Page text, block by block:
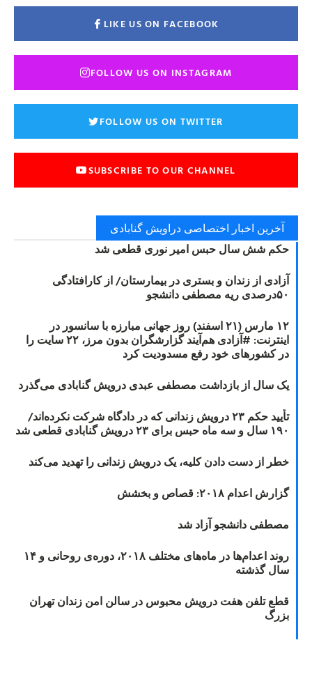
LIKE US ON FACEBOOK
FOLLOW US ON INSTAGRAM
FOLLOW US ON TWITTER
SUBSCRIBE TO OUR CHANNEL
آخرین اخبار اختصاصی دراویش گنابادی
حکم شش سال حبس امیر نوری قطعی شد
آزادی از زندان و بستری در بیمارستان/ از کارافتادگی
۵۰درصدی ریه مصطفی دانشجو
۱۲ مارس (۲۱ اسفند) روز جهانی مبارزه با سانسور در
اینترنت: #آزادی هم‌آیند گزارشگران‌ بدون مرز، ۲۲ سایت را
در کشورهای خود رفع مسدودیت کرد
یک سال از بازداشت مصطفی عبدی درویش گنابادی می‌گذرد
تأیید حکم ۲۳ درویش زندانی که در دادگاه شرکت نکرده‌اند/
۱۹۰ سال و سه ماه حبس برای ۲۳ درویش گنابادی قطعی شد
خطر از دست دادن کلیه، یک درویش زندانی را تهدید می‌کند
گزارش اعدام ۲۰۱۸: قصاص و بخشش
مصطفی دانشجو آزاد شد
روند اعدام‌ها در ماه‌های مختلف ۲۰۱۸، دوره‌ی روحانی و ۱۴
سال گذشته
قطع تلفن هفت درویش محبوس در سالن امن زندان تهران
بزرگ